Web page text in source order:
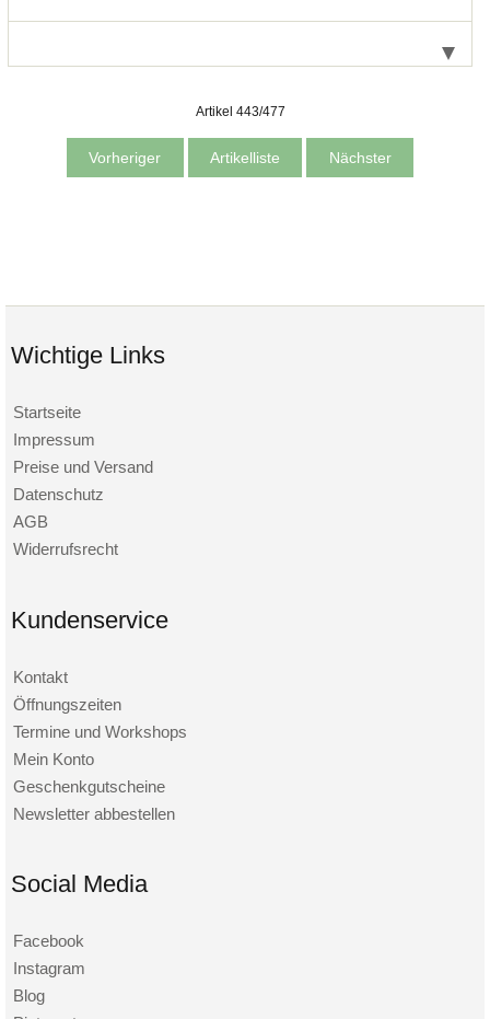
Artikel 443/477
Vorheriger Artikelliste Nächster
Wichtige Links
Startseite
Impressum
Preise und Versand
Datenschutz
AGB
Widerrufsrecht
Kundenservice
Kontakt
Öffnungszeiten
Termine und Workshops
Mein Konto
Geschenkgutscheine
Newsletter abbestellen
Social Media
Facebook
Instagram
Blog